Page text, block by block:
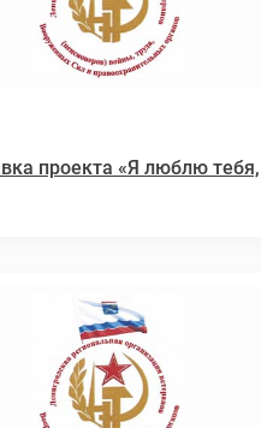
проекта «Я люблю тебя,